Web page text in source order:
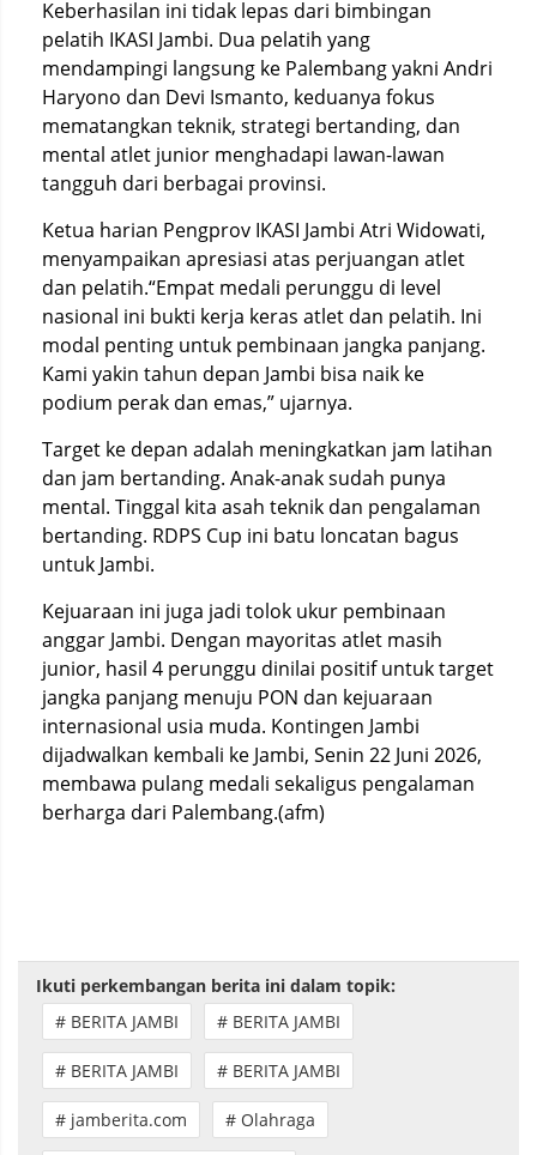
Keberhasilan ini tidak lepas dari bimbingan
pelatih IKASI Jambi. Dua pelatih yang
mendampingi langsung ke Palembang yakni Andri
Haryono dan Devi Ismanto, keduanya fokus
mematangkan teknik, strategi bertanding, dan
mental atlet junior menghadapi lawan-lawan
tangguh dari berbagai provinsi.
Ketua harian Pengprov IKASI Jambi Atri Widowati,
menyampaikan apresiasi atas perjuangan atlet
dan pelatih.“Empat medali perunggu di level
nasional ini bukti kerja keras atlet dan pelatih. Ini
modal penting untuk pembinaan jangka panjang.
Kami yakin tahun depan Jambi bisa naik ke
podium perak dan emas,” ujarnya.
Target ke depan adalah meningkatkan jam latihan
dan jam bertanding. Anak-anak sudah punya
mental. Tinggal kita asah teknik dan pengalaman
bertanding. RDPS Cup ini batu loncatan bagus
untuk Jambi.
Kejuaraan ini juga jadi tolok ukur pembinaan
anggar Jambi. Dengan mayoritas atlet masih
junior, hasil 4 perunggu dinilai positif untuk target
jangka panjang menuju PON dan kejuaraan
internasional usia muda. Kontingen Jambi
dijadwalkan kembali ke Jambi, Senin 22 Juni 2026,
membawa pulang medali sekaligus pengalaman
berharga dari Palembang.(afm)
Ikuti perkembangan berita ini dalam topik:
# BERITA JAMBI
# BERITA JAMBI
# BERITA JAMBI # BERITA JAMBI
# jamberita.com # Olahraga